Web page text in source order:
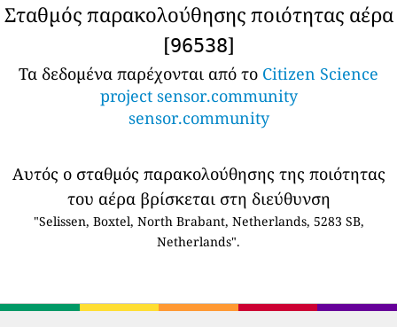
Σταθμός παρακολούθησης ποιότητας αέρα
[96538]
Τα δεδομένα παρέχονται από το Citizen Science
project sensor.community
sensor.community
Αυτός ο σταθμός παρακολούθησης της ποιότητας
του αέρα βρίσκεται στη διεύθυνση
"Selissen, Boxtel, North Brabant, Netherlands, 5283 SB,
Netherlands".